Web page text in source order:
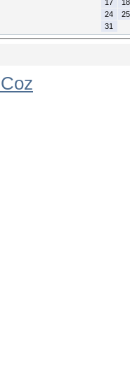
17
18
24
25
31